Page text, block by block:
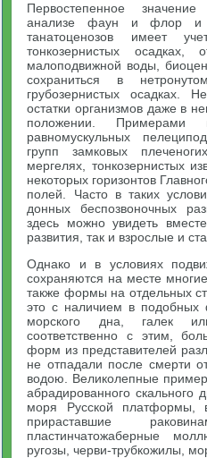
Первостепенное
анализе фаун и флор и
танатоценозов имеет
тонкозернистых осадках,
малоподвижной воды,
сохраниться в
грубозернистых осадках.
остатки организмов даже в
положении. Примерами
равномускульных
групп замковых
мергелях, тонкозернистых
некоторых горизонтов
полей. Часто в таких
донных беспозвоночных
здесь можно увидеть
развития, так и взрослые и
Однако и в условиях
сохраняются на месте
также формы на отдельных
это с наличием в подобных
морского дна, галек
соответственно с этим,
форм из представителей
не отпадали после смерти
водою. Великолепные
абрадированного скального
моря Русской платформы,
прираставшие
пластинчатожаберные
ругозы, черви-трубкожилы,